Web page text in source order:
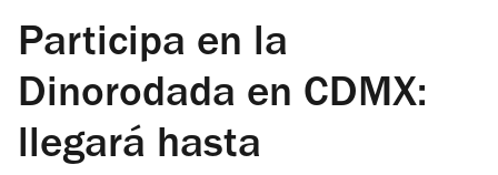
Participa en la
Dinorodada en CDMX:
llegará hasta